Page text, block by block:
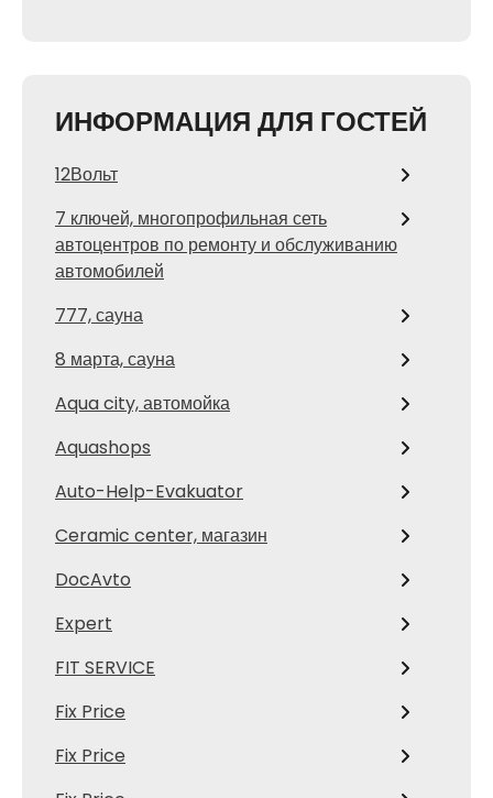
ИНФОРМАЦИЯ ДЛЯ ГОСТЕЙ
12Вольт
7 ключей, многопрофильная сеть
автоцентров по ремонту и обслуживанию
автомобилей
777, сауна
8 марта, сауна
Aqua city, автомойка
Aquashops
Auto-Help-Evakuator
Ceramic center, магазин
DocAvto
Expert
FIT SERVICE
Fix Price
Fix Price